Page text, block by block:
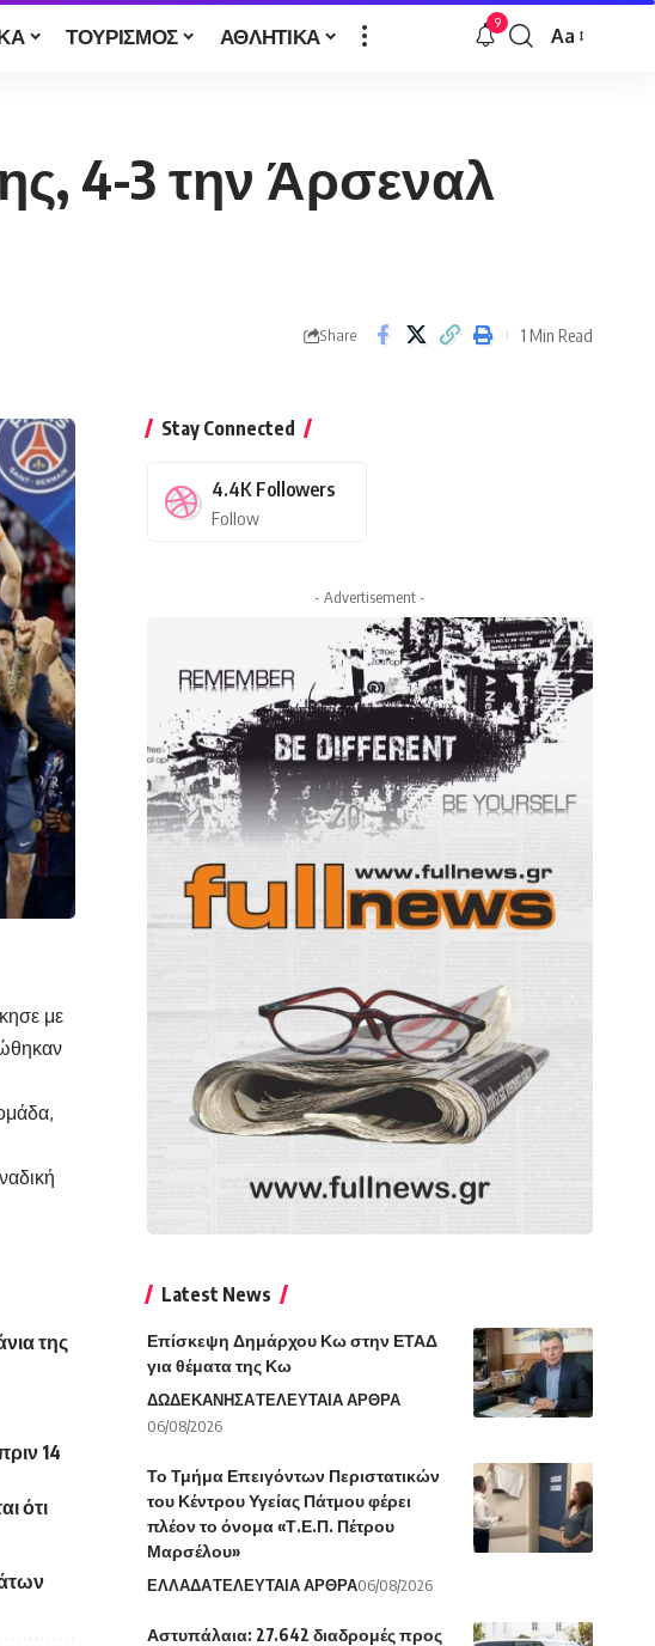
ΤΟΥΡΙΣΜΟΣ ΑΘΛΗΤΙΚΑ 9
Font
Aa
4-3 την Άρσεναλ
Share 1 Min Read
με
της
14
ότι
Stay Connected
4.4K Followers
Follow
- Advertisement -
Latest News
Επίσκεψη Δημάρχου Κω στην ΕΤΑΔ
για θέματα της Κω
ΔΩΔΕΚΑΝΗΣΑΤΕΛΕΥΤΑΙΑ ΑΡΘΡΑ
06/08/2026
Το Τμήμα Επειγόντων Περιστατικών
του Κέντρου Υγείας Πάτμου φέρει
πλέον το όνομα «Τ.Ε.Π. Πέτρου
Μαρσέλου»
ΕΛΛΑΔΑΤΕΛΕΥΤΑΙΑ ΑΡΘΡΑ06/08/2026
Αστυπάλαια: 27.642 διαδρομές προς